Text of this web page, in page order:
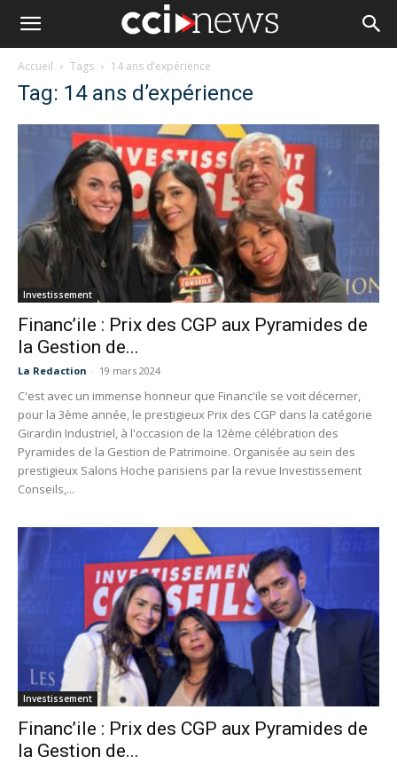
Accueil Tags 14 ans d’expérience
Tag: 14 ans d’expérience
Investissement
Financ’ile : Prix des CGP aux Pyramides de
la Gestion de...
La Redaction - 19 mars 2024
C'est avec un immense honneur que Financ'ile se voit décerner,
pour la 3ème année, le prestigieux Prix des CGP dans la catégorie
Girardin Industriel, à l'occasion de la 12ème célébration des
Pyramides de la Gestion de Patrimoine. Organisée au sein des
prestigieux Salons Hoche parisiens par la revue Investissement
Conseils,...
Investissement
Financ’ile : Prix des CGP aux Pyramides de
la Gestion de...